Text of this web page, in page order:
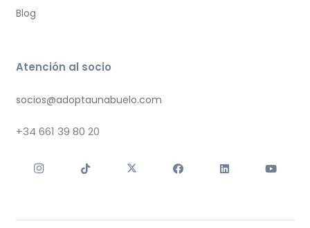
Blog
Atención al socio
socios@adoptaunabuelo.com
+34 661 39 80 20